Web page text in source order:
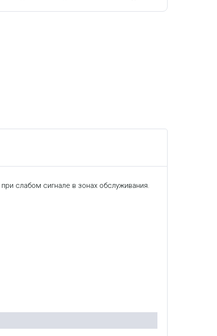
слабом сигнале в зонах обслуживания.